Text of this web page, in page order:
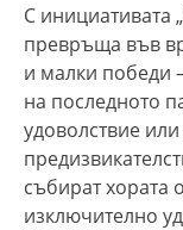
С инициативата
превръща във
и малки победи
на последното
удоволствие
събират хората
изключително